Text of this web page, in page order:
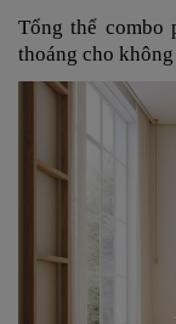
Tổng thể combo
thoáng cho